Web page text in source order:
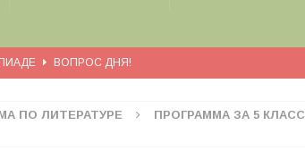
ВОПРОС ДНЯ!
ПО ЛИТЕРАТУРЕ ПРОГРАММА ЗА 5 КЛАСС